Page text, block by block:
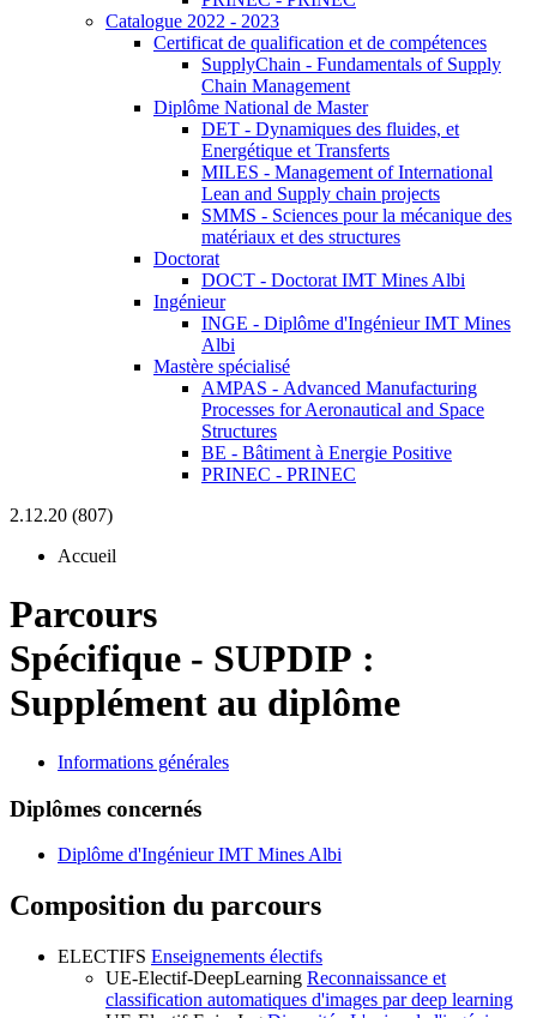
Catalogue 2022 - 2023
Certificat de qualification et de compétences
SupplyChain - Fundamentals of Supply
Chain Management
Diplôme National de Master
DET - Dynamiques des fluides, et
Energétique et Transferts
MILES - Management of International
Lean and Supply chain projects
SMMS - Sciences pour la mécanique des
matériaux et des structures
Doctorat
DOCT - Doctorat IMT Mines Albi
Ingénieur
INGE - Diplôme d'Ingénieur IMT Mines
Albi
Mastère spécialisé
AMPAS - Advanced Manufacturing
Processes for Aeronautical and Space
Structures
BE - Bâtiment à Energie Positive
PRINEC - PRINEC
2.12.20 (807)
Accueil
Parcours
Spécifique - SUPDIP :
Supplément au diplôme
Informations générales
Diplômes concernés
Diplôme d'Ingénieur IMT Mines Albi
Composition du parcours
ELECTIFS Enseignements électifs
UE-Electif-DeepLearning Reconnaissance et
classification automatiques d'images par deep learning